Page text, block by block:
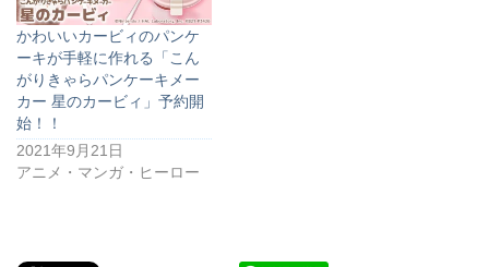
かわいいカービィのパンケ
ーキが手軽に作れる「こん
がりきゃらパンケーキメー
カー 星のカービィ」予約開
始！！
2021年9月21日
アニメ・マンガ・ヒーロー